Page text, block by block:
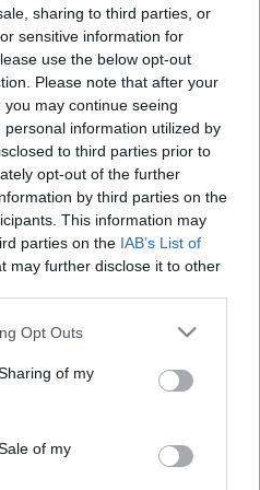
sharing to third parties, or
sensitive information for
use the below opt-out
Please note that after your
may continue seeing
information utilized by
to third parties prior to
opt-out of the further
by third parties on the
This information may
parties on the IAB’s List of
may further disclose it to other
uses one or more Google
behaviour. You may click to
and its third-party tags to
purposes in below Google
Opt Outs
of my
of my